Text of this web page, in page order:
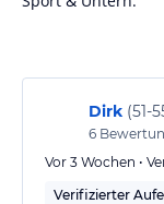
Dirk (51-
6
Vor 3 Wochen •
Verifizierter